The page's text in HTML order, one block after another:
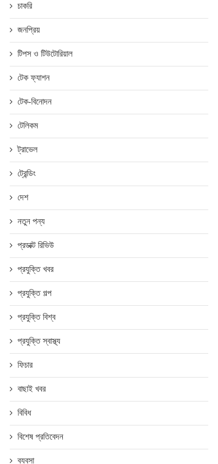
চাকরি
জনপ্রিয়
টিপস ও টিউটোরিয়াল
টেক ফ্যাশন
টেক-বিনোদন
টেলিকম
ট্রাভেল
ট্রেন্ডিং
দেশ
নতুন পন্য
প্রডাক্ট রিভিউ
প্রযুক্তি খবর
প্রযুক্তি গল্প
প্রযুক্তি বিশ্ব
প্রযুক্তি স্বাস্থ্য
ফিচার
বাছাই খবর
বিবিধ
বিশেষ প্রতিবেদন
ব্যবসা